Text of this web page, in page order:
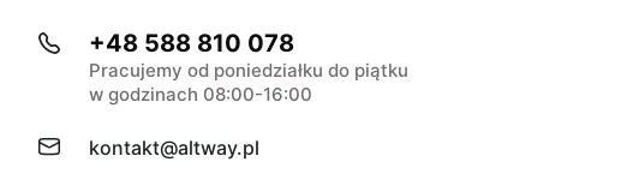
+48 588 810 078
Pracujemy od poniedziałku do piątku
w godzinach 08:00-16:00
kontakt@altway.pl